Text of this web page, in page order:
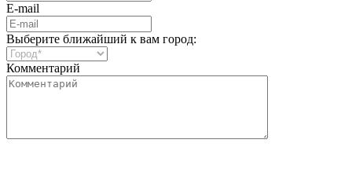
E-mail
Выберите ближайший к вам город:
Комментарий